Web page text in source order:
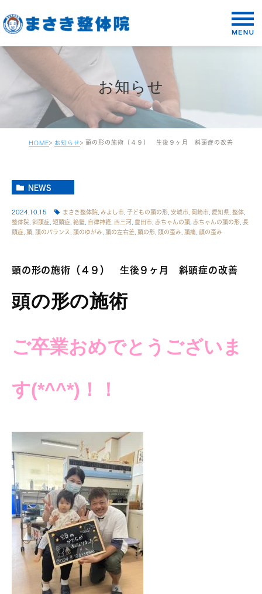
お知らせ
HOME お知らせ 頭の形の施術（４９） 生後９ヶ月 斜頭症の改善
NEWS
2024.10.15 まさき整体院 みよし市 子どもの頭の形 安城市 岡崎市 愛知県 整体
整体院 斜頭症 短頭症 絶壁 自律神経 西三河 豊田市 赤ちゃんの頭 赤ちゃんの頭の形 長
頭症 頭 頭のバランス 頭のゆがみ 頭の左右差 頭の形 頭の歪み 頭痛 顔の歪み
頭の形の施術（４９） 生後９ヶ月 斜頭症の改善
頭の形の施術
ご卒業おめでとうございま
す(*^^*)！！